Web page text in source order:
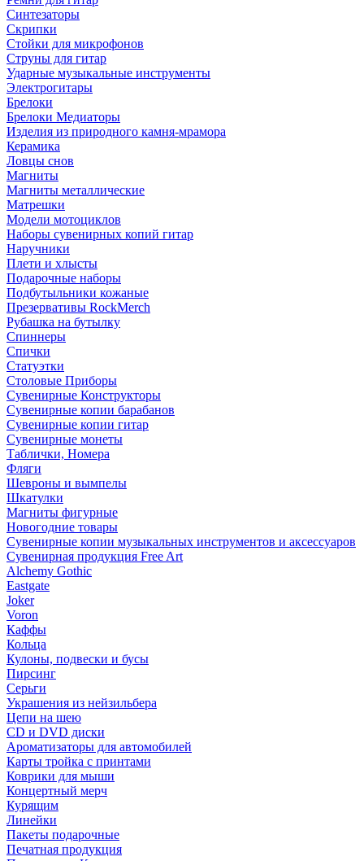
Синтезаторы
Скрипки
Стойки для микрофонов
Струны для гитар
Ударные музыкальные инструменты
Электрогитары
Брелоки
Брелоки Медиаторы
Изделия из природного камня-мрамора
Керамика
Ловцы снов
Магниты
Магниты металлические
Матрешки
Модели мотоциклов
Наборы сувенирных копий гитар
Наручники
Плети и хлысты
Подарочные наборы
Подбутыльники кожаные
Презервативы RockMerch
Рубашка на бутылку
Спиннеры
Спички
Статуэтки
Столовые Приборы
Сувенирные Конструкторы
Сувенирные копии барабанов
Сувенирные копии гитар
Сувенирные монеты
Таблички, Номера
Фляги
Шевроны и вымпелы
Шкатулки
Магниты фигурные
Новогодние товары
Сувенирные копии музыкальных инструментов и аксессуаров
Сувенирная продукция Free Art
Alchemy Gothic
Eastgate
Joker
Voron
Каффы
Кольца
Кулоны, подвески и бусы
Пирсинг
Серьги
Украшения из нейзильбера
Цепи на шею
CD и DVD диски
Ароматизаторы для автомобилей
Карты тройка с принтами
Коврики для мыши
Концертный мерч
Курящим
Линейки
Пакеты подарочные
Печатная продукция